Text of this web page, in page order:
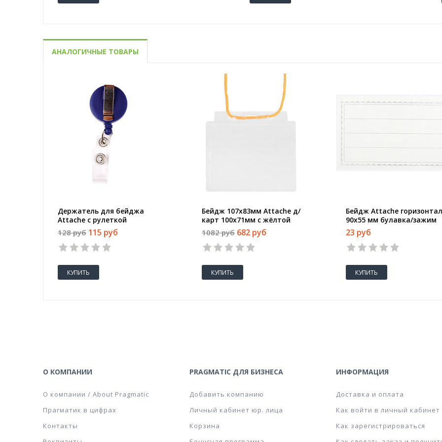
АНАЛОГИЧНЫЕ ТОВАРЫ
Держатель для бейджа
Attache с рулеткой
128 руб 115 руб
КУПИТЬ
Бейдж 107х83мм Attache д/
карт 100х71мм с жёлтой
тесьмой, 10 шт/уп
1082 руб 682 руб
КУПИТЬ
Бейдж Attache
90х55 мм булавка/зажим
23 руб
КУПИТЬ
О КОМПАНИИ
О компании / About Pragmatic
Прагматик в цифрах
Контакты
PRAGMATIC ДЛЯ БИЗНЕСА
Добавить компанию
Личный кабинет юр. лица
Корзина
ИНФОРМАЦИЯ
Доставка и оплата
Как войти в личный кабинет
Как зарегистрироваться